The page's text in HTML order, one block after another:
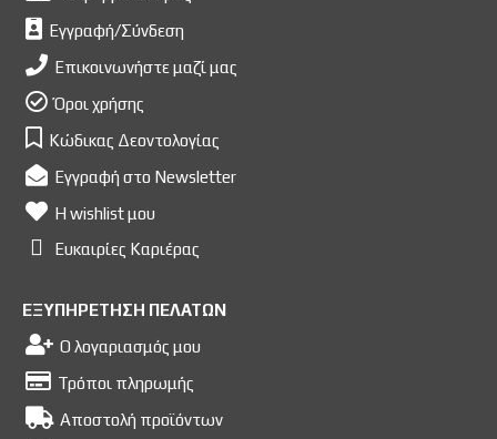
Εγγραφή/Σύνδεση
Επικοινωνήστε μαζί μας
Όροι χρήσης
Κώδικας Δεοντολογίας
Εγγραφή στο Newsletter
Η wishlist μου
Ευκαιρίες Kαριέρας
ΕΞΥΠΗΡΕΤΗΣΗ ΠΕΛΑΤΩΝ
Ο λογαριασμός μου
Τρόποι πληρωμής
Αποστολή προϊόντων